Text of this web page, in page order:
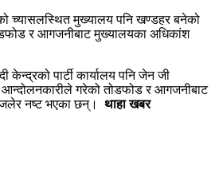
च्यासलस्थित मुख्यालय पनि खण्डहर बनेको
र आगजनीबाट मुख्यालयका अधिकांश
केन्द्रको पार्टी कार्यालय पनि जेन जी
गरेको तोडफोड र आगजनीबाट
नष्ट भएका छन्। थाहा खबर